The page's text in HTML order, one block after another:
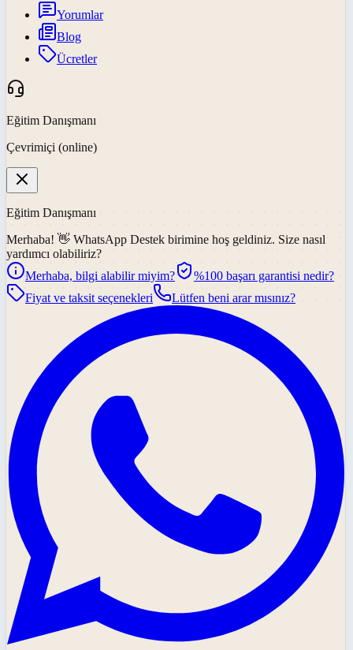
Yorumlar
Blog
Ücretler
Eğitim Danışmanı
Çevrimiçi (online)
Eğitim Danışmanı
Merhaba! 👋 WhatsApp Destek birimine hoş geldiniz. Size nasıl
yardımcı olabiliriz?
Merhaba, bilgi alabilir miyim?
%100 başarı garantisi nedir?
Fiyat ve taksit seçenekleri
Lütfen beni arar mısınız?